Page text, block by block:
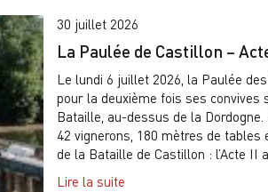
30 juillet 2026
La Paulée de Castillon –
Le lundi 6 juillet 2026, la Paulée
pour la deuxième fois ses
Bataille, au-dessus de la Dordogne.
42 vignerons, 180 mètres de tables
de la Bataille de Castillon : l’Acte II a
Lire la suite